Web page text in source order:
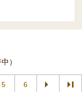
）
5 6